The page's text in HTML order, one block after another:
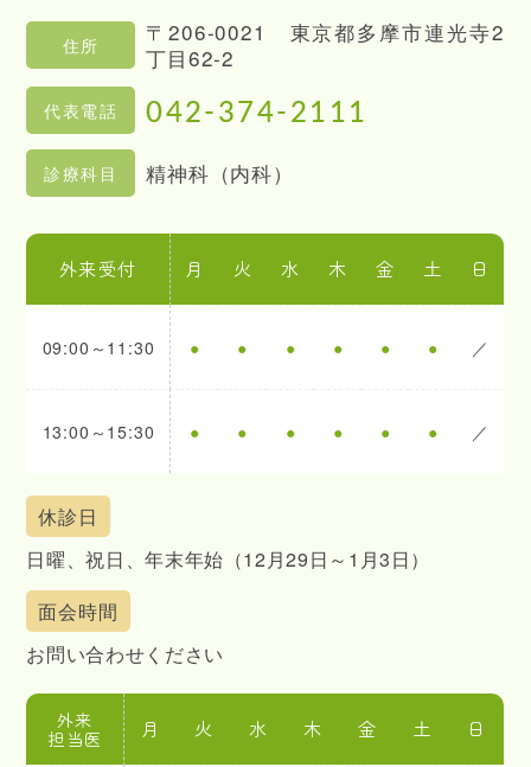
住所
〒206-0021 東京都多摩市連光寺2
丁目62-2
代表電話 042-374-2111
診療科目 精神科（内科）
外来受付 月 火 水 木 金 土 日
09:00～11:30 ● ● ● ● ● ● ／
13:00～15:30 ● ● ● ● ● ● ／
休診日
日曜、祝日、年末年始（12月29日～1月3日）
面会時間
お問い合わせください
外来
担当医
月 火 水 木 金 土 日